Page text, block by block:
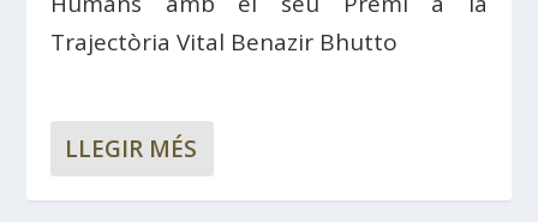
Trajectòria Vital Benazir Bhutto
LLEGIR MÉS